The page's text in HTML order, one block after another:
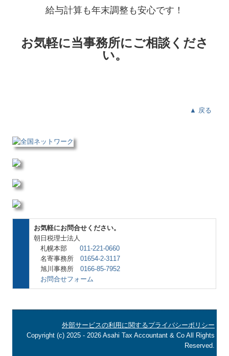
お気軽にお問合せください。
朝日税理士法人
札幌本部011-221-0660
名寄事務所01654-2-3117
旭川事務所0166-85-7952
お問合せフォーム
給与計算も年末調整も安心です！
お気軽に当事務所にご相談くださ
い。
▲ 戻る
外部サービスの利用に関するプライバシーポリシー
Copyright (c) 2025 - 2026 Asahi Tax Accountant & Co All Rights
Reserved.